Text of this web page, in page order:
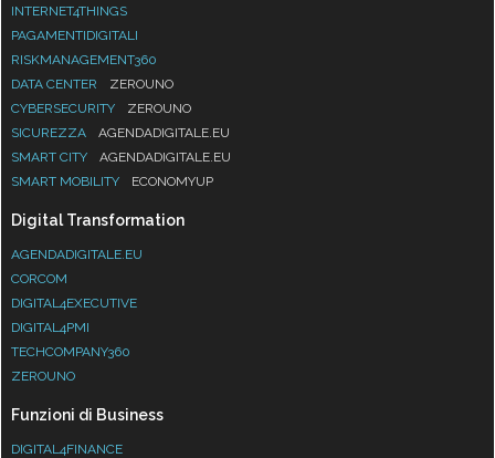
INTERNET4THINGS
PAGAMENTIDIGITALI
RISKMANAGEMENT360
DATA CENTER
ZEROUNO
CYBERSECURITY
ZEROUNO
SICUREZZA
AGENDADIGITALE.EU
SMART CITY
AGENDADIGITALE.EU
SMART MOBILITY
ECONOMYUP
Digital Transformation
AGENDADIGITALE.EU
CORCOM
DIGITAL4EXECUTIVE
DIGITAL4PMI
TECHCOMPANY360
ZEROUNO
Funzioni di Business
DIGITAL4FINANCE